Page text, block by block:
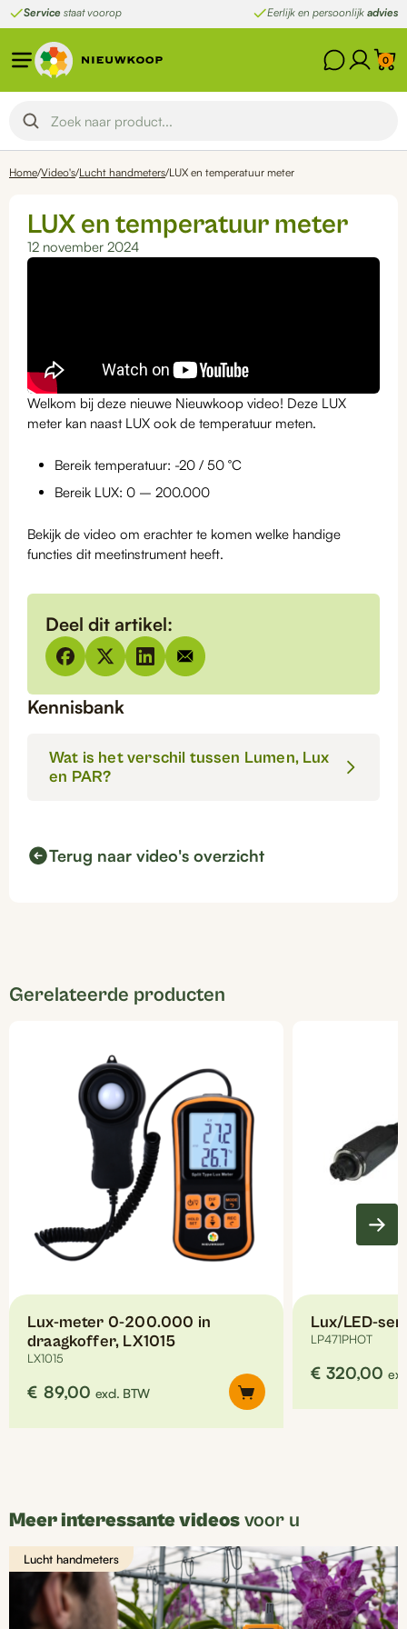
Ga
naar
de
inhoud
Service staat voorop Eerlijk en persoonlijk advies
0
Home/Video's/Lucht handmeters/LUX en temperatuur meter
LUX en temperatuur meter
12 november 2024
Welkom bij deze nieuwe Nieuwkoop video! Deze LUX
meter kan naast LUX ook de temperatuur meten.
Bereik temperatuur: -20 / 50 °C
Bereik LUX: 0 – 200.000
Bekijk de video om erachter te komen welke handige
functies dit meetinstrument heeft.
Deel dit artikel:
Kennisbank
Wat is het verschil tussen Lumen, Lux
en PAR?
Terug naar video's overzicht
Gerelateerde producten
Lux-meter 0-200.000 in
draagkoffer, LX1015
LX1015
€ 89,00 excl. BTW
Lux/LED-
LP471PHOT
€ 320,00
Meer interessante videos voor u
Lucht handmeters